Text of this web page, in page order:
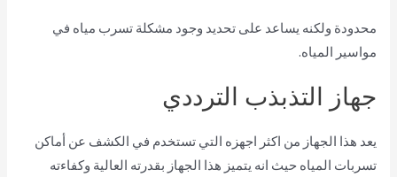
محدودة ولكنه يساعد على تحديد وجود مشكلة تسرب مياه في
مواسير المياه.
جهاز التذبذب الترددي
يعد هذا الجهاز من اكثر اجهزه التي تستخدم في الكشف عن أماكن
تسربات المياه حيث انه يتميز هذا الجهاز بقدرته العالية وكفاءته